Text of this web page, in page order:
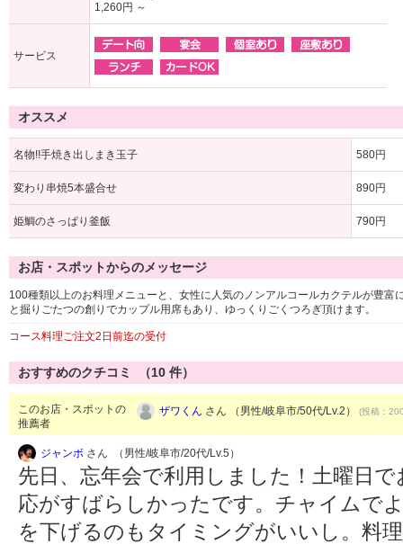
1,260円 ～
サービス
オススメ
名物!!手焼き出しまき玉子 580円
変わり串焼5本盛合せ 890円
姫鯛のさっぱり釜飯 790円
お店・スポットからのメッセージ
100種類以上のお料理メニューと、女性に人気のノンアルコールカクテルが豊
と掘りごたつの創りでカップル用席もあり、ゆっくりごくつろぎ頂けます。
コース料理ご注文2日前迄の受付
おすすめのクチコミ （10 件）
このお店・スポットの
推薦者
ザワくん さん （男性/岐阜市/50代/Lv.2） (投稿：
ジャンボ さん （男性/岐阜市/20代/Lv.5）
先日、忘年会で利用しました！土曜日
応がすばらしかったです。チャイムで
を下げるのもタイミングがいいし。料